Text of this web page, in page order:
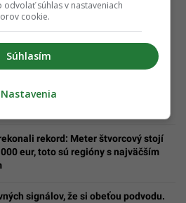
podnikajúcimi bez licencie
rekord: Meter štvorcový stojí
eur, toto sú regióny s najväčším
signálov, že si obeťou podvodu.
súhlas v nastaveniach
cookie.
Súhlasím
Nastavenia